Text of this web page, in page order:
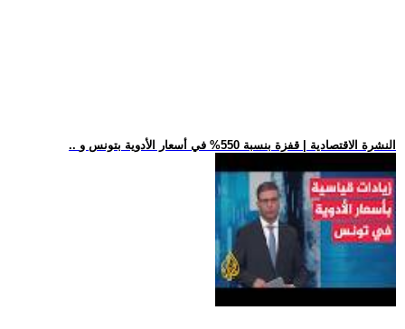
.. النشرة الاقتصادية | قفزة بنسبة 550% في أسعار الأدوية بتونس و